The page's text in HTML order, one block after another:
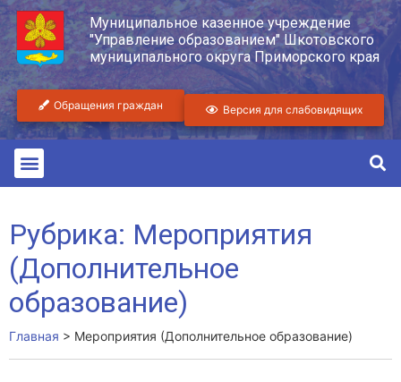
Муниципальное казенное учреждение
"Управление образованием" Шкотовского
муниципального округа Приморского края
Обращения граждан Версия для слабовидящих
Рубрика: Мероприятия
(Дополнительное
образование)
Главная > Мероприятия (Дополнительное образование)